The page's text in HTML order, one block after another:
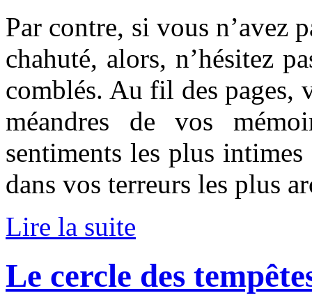
Par contre, si vous n’avez
chahuté, alors, n’hésitez
comblés. Au fil des pages,
méandres de vos
sentiments les plus
dans vos terreurs les plus
Lire la suite
Le cercle des